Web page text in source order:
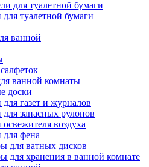
туалетной бумаги
ванной
ванной комнаты
доски
газет и журналов
запасных рулонов
воздуха
для фена
для ватных дисков
для хранения в ванной комнате